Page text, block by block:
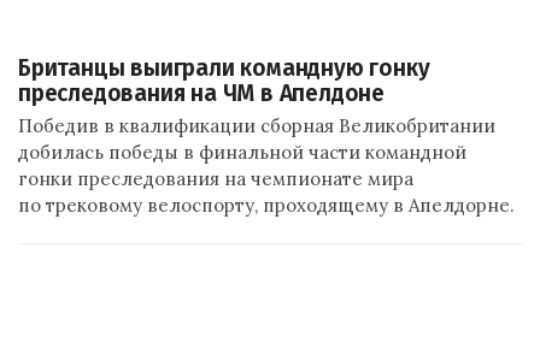
Британцы выиграли командную гонку
преследования на ЧМ в Апелдоне
Победив в квалификации сборная Великобритании
добилась победы в финальной части командной
гонки преследования на чемпионате мира
по трековому велоспорту, проходящему в Апелдорне.